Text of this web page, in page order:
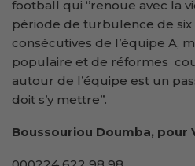
football qui ‘’renoue avec la
période de turbulence de six
consécutives de l’équipe A,
populaire et de réformes
autour de l’équipe est un
doit s’y mettre’’.
Boussouriou Doumba, pour